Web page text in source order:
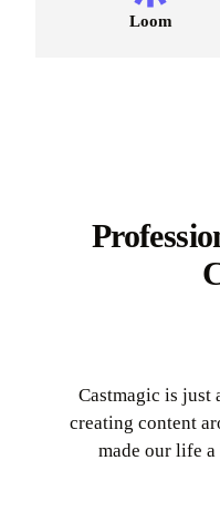
Loom
Castmagic is just
creating content
made our life